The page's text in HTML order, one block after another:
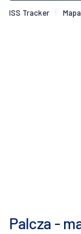
ISS Tracker
Palcza -